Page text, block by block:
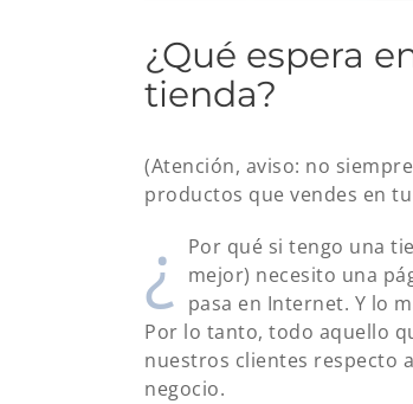
¿Qué espera
tienda?
(Atención, aviso: no
productos que vendes en
¿
Por qué si tengo una
mejor) necesito una
pasa en Internet. Y lo
Por lo tanto, todo aquello
nuestros clientes respecto
negocio.